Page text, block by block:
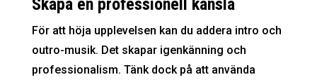
Skapa en professionell känsla
För att höja upplevelsen kan du addera intro och
outro-musik. Det skapar igenkänning och
professionalism. Tänk dock på att använda